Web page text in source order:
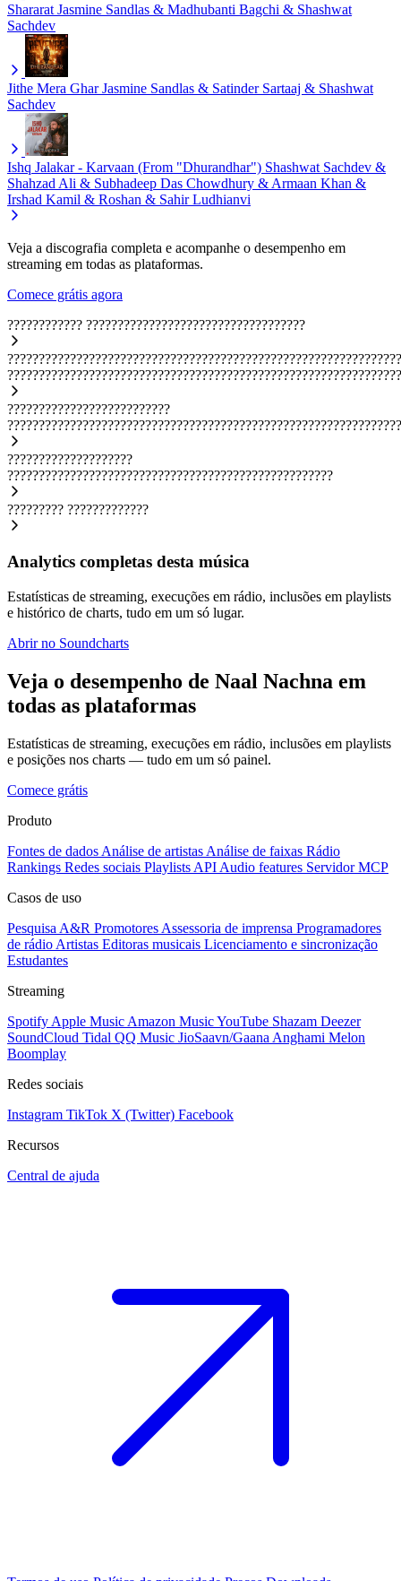
Shararat Jasmine Sandlas & Madhubanti Bagchi & Shashwat
Sachdev
Jithe Mera Ghar Jasmine Sandlas & Satinder Sartaaj & Shashwat
Sachdev
Ishq Jalakar - Karvaan (From "Dhurandhar") Shashwat Sachdev &
Shahzad Ali & Subhadeep Das Chowdhury & Armaan Khan &
Irshad Kamil & Roshan & Sahir Ludhianvi
Veja a discografia completa e acompanhe o desempenho em
streaming em todas as plataformas.
Comece grátis agora
???????????? ???????????????????????????????????
??????????????????????????
????????????????????
????????????????????????????????????????????????????
????????? ?????????????
Analytics completas desta música
Estatísticas de streaming, execuções em rádio, inclusões em playlists
e histórico de charts, tudo em um só lugar.
Abrir no Soundcharts
Veja o desempenho de Naal Nachna em
todas as plataformas
Estatísticas de streaming, execuções em rádio, inclusões em playlists
e posições nos charts — tudo em um só painel.
Comece grátis
Produto
Fontes de dados Análise de artistas Análise de faixas Rádio
Rankings Redes sociais Playlists API Audio features Servidor MCP
Casos de uso
Pesquisa A&R Promotores Assessoria de imprensa Programadores
de rádio Artistas Editoras musicais Licenciamento e sincronização
Estudantes
Streaming
Spotify Apple Music Amazon MusicYouTube Shazam Deezer
SoundCloud Tidal QQ Music JioSaavn/Gaana Anghami Melon
Boomplay
Redes sociais
Instagram TikTok X (Twitter) Facebook
Recursos
Central de ajuda